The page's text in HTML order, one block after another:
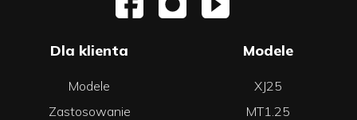
Dla klienta
Modele
Zastosowanie
Modele
XJ25
MT1.25